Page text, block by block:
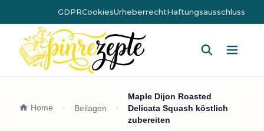
GDPRCookiesUrheberrechtHaftungsausschluss
Home Beilagen
Maple Dijon Roasted
Delicata Squash köstlich
zubereiten